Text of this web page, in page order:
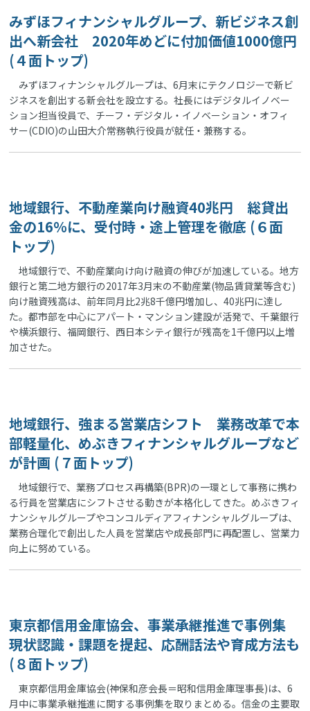
みずほフィナンシャルグループ、新ビジネス創
出へ新会社 2020年めどに付加価値1000億円
(４面トップ)
みずほフィナンシャルグループは、6月末にテクノロジーで新ビ
ジネスを創出する新会社を設立する。社長にはデジタルイノベー
ション担当役員で、チーフ・デジタル・イノベーション・オフィ
サー(CDIO)の山田大介常務執行役員が就任・兼務する。
地域銀行、不動産業向け融資40兆円 総貸出
金の16％に、受付時・途上管理を徹底 (６面
トップ)
地域銀行で、不動産業向け向け融資の伸びが加速している。地方
銀行と第二地方銀行の2017年3月末の不動産業(物品賃貸業等含む)
向け融資残高は、前年同月比2兆8千億円増加し、40兆円に達し
た。都市部を中心にアパート・マンション建設が活発で、千葉銀行
や横浜銀行、福岡銀行、西日本シティ銀行が残高を1千億円以上増
加させた。
地域銀行、強まる営業店シフト 業務改革で本
部軽量化、めぶきフィナンシャルグループなど
が計画 (７面トップ)
地域銀行で、業務プロセス再構築(BPR)の一環として事務に携わ
る行員を営業店にシフトさせる動きが本格化してきた。めぶきフィ
ナンシャルグループやコンコルディアフィナンシャルグループは、
業務合理化で創出した人員を営業店や成長部門に再配置し、営業力
向上に努めている。
東京都信用金庫協会、事業承継推進で事例集
現状認識・課題を提起、応酬話法や育成方法も
(８面トップ)
東京都信用金庫協会(神保和彦会長＝昭和信用金庫理事長)は、6
月中に事業承継推進に関する事例集を取りまとめる。信金の主要取